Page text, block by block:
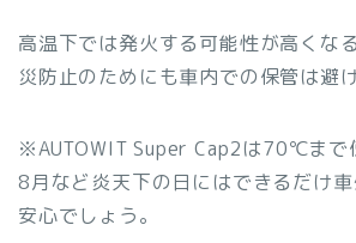
高温下では発火する可能性が高くな
災防止のためにも車内での保管は避
※AUTOWIT Super Cap2は70℃まで
8月など炎天下の日にはできるだけ
安心でしょう。